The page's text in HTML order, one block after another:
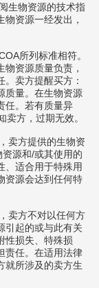
生物资源的技术指
资源一经发出，
所列标准相符。
资源质量负责，
卖方提醒买方：
质量。在生物资源
任。若有质量异
方，过期无效。
卖方提供的生物资
源和/或其使用的
、适合用于特殊用
资源会达到任何特
卖方不对以任何方
引起的或与此有关
性损失、特殊损
责任。在适用法律
就所涉及的卖方生